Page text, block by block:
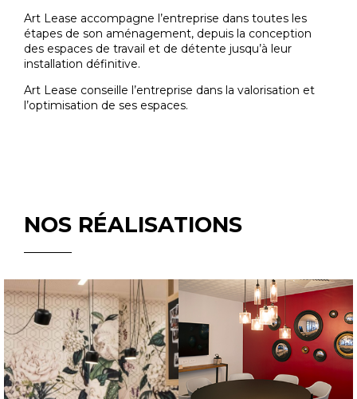
Art Lease accompagne l’entreprise dans toutes les
étapes de son aménagement, depuis la conception
des espaces de travail et de détente jusqu’à leur
installation définitive.
Art Lease conseille l’entreprise dans la valorisation et
l’optimisation de ses espaces.
NOS RÉALISATIONS